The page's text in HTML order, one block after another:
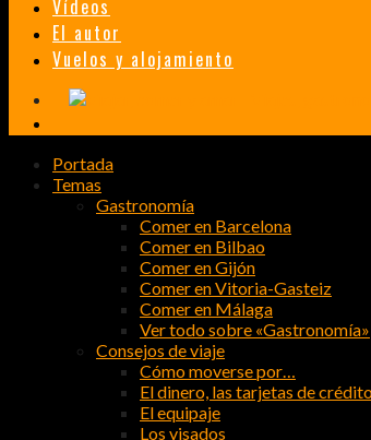
Vídeos
El autor
Vuelos y alojamiento
Portada
Temas
Gastronomía
Comer en Barcelona
Comer en Bilbao
Comer en Gijón
Comer en Vitoria-Gasteiz
Comer en Málaga
Ver todo sobre «Gastronomía»
Consejos de viaje
Cómo moverse por…
El dinero, las tarjetas de
El equipaje
Los visados